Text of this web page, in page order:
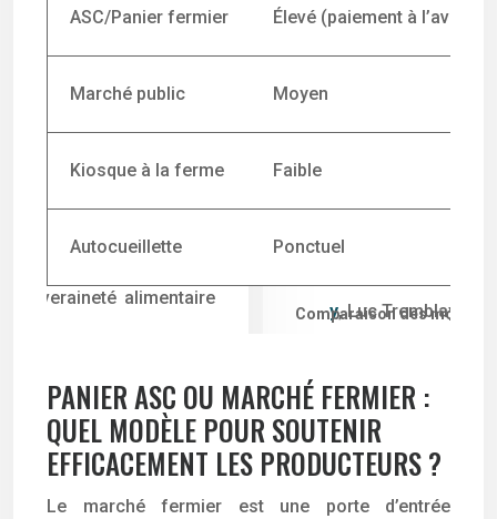
Comparaison des
ASC/Panier fermier Élevé (paiement à l’avance)
Marché public Moyen
Kiosque à la ferme Faible
Autocueillette Ponctuel
PANIER ASC OU MARCHÉ FERMIER :
QUEL MODÈLE POUR SOUTENIR
EFFICACEMENT LES PRODUCTEURS ?
Le marché fermier est une porte d’entrée